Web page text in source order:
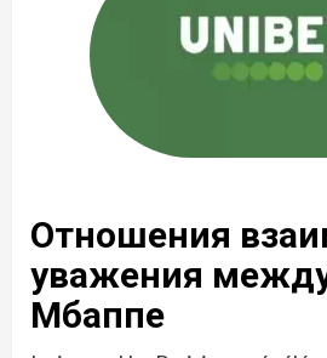
Отношения
уважения
Мбаппе